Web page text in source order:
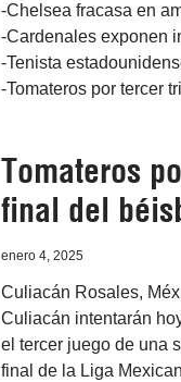
-Chelsea fracasa en
-Cardenales exponen
-Tenista
-Tomateros por tercer
Tomateros
final del
enero 4, 2025
Culiacán Rosales,
Culiacán intentarán
el tercer juego de una
final de la Liga